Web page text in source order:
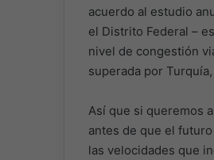
acuerdo al estudio
el Distrito Federal –
nivel de congestión
superada por
Así que si queremos
antes de que el
las velocidades que